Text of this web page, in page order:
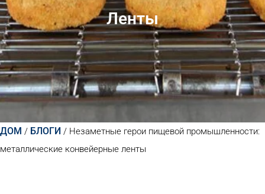
Ленты
ДОМ / БЛОГИ / Незаметные герои пищевой промышленности:
металлические конвейерные ленты